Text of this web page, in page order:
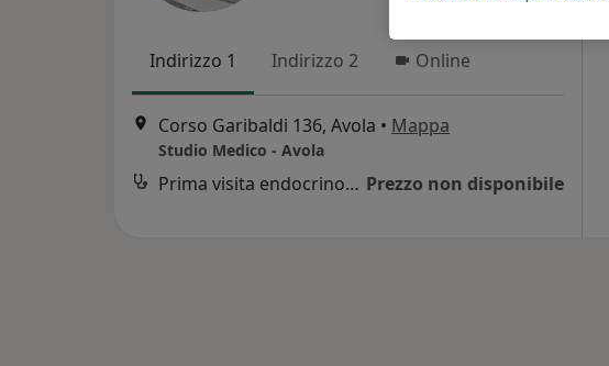
Indirizzo 1 Indirizzo 2 Online
Corso Garibaldi 136, Avola • Mappa
Studio Medico - Avola
Prima visita endocrinologica Prezzo non disponibile